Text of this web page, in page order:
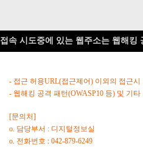
접속 시도중에 있는 웹주소는 웹해킹
- 접근 허용URL(접근제어) 이외의 접근시
- 웹해킹 공격 패턴(OWASP10 등) 및 기
[문의처]
o. 담당부서 : 디지털정보실
o. 전화번호 : 042-879-6249